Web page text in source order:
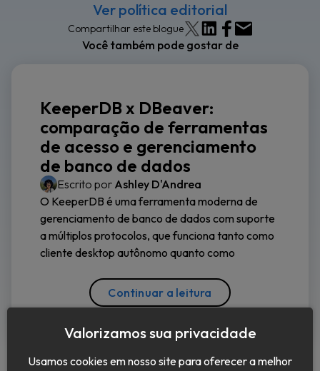
Ver política editorial
Compartilhar este blogue
Você também pode gostar de
KeeperDB x DBeaver:
comparação de ferramentas
de acesso e gerenciamento
de banco de dados
Escrito por Ashley D'Andrea
O KeeperDB é uma ferramenta moderna de
gerenciamento de banco de dados com suporte
a múltiplos protocolos, que funciona tanto como
cliente desktop autônomo quanto como
Continuar a leitura
Valorizamos sua privacidade
Usamos cookies em nosso site para oferecer a melhor